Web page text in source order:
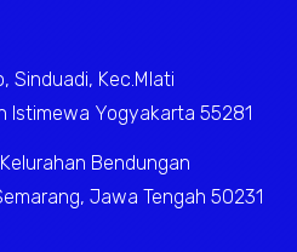
Sinduadi, Kec.Mlati
Istimewa Yogyakarta 55281
Bendungan
Jawa Tengah 50231